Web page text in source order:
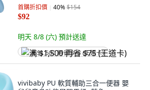
首購折扣價 40%$154
$92
明天 8/8 (六) 預計送達
满 $1,500 再省 $75 (王道卡)
vivibaby PU 軟質輔助三合一便器 嬰